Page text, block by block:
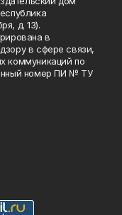
д. 13).
в
в сфере связи,
коммуникаций по
номер ПИ № ТУ